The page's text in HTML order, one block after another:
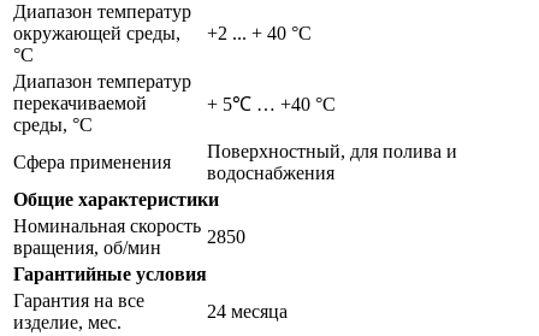
Диапазон температур
окружающей среды,
°С
+2 ... + 40 °C
Диапазон температур
перекачиваемой
среды, °С
+ 5℃ … +40 °С
Сфера применения
Поверхностный, для полива и
водоснабжения
Общие характеристики
Номинальная скорость
вращения, об/мин
2850
Гарантийные условия
Гарантия на все
изделие, мес.
24 месяца